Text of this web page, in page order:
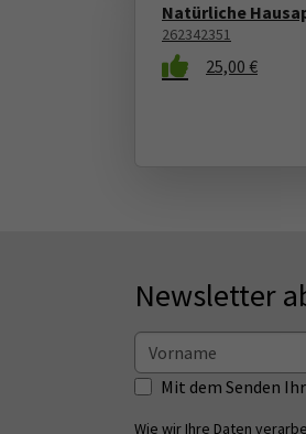
Natürliche
262342351
25,00 €
Newsletter
Mit dem Senden
Wie wir Ihre Daten